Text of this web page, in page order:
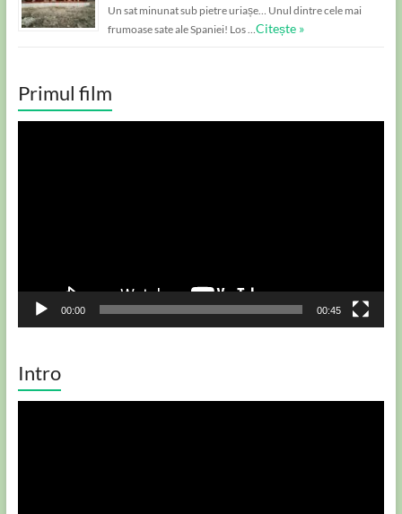
Un sat minunat sub pietre uriașe… Unul dintre cele mai
frumoase sate ale Spaniei! Los … Citește »
Primul film
00:00 00:45
Intro